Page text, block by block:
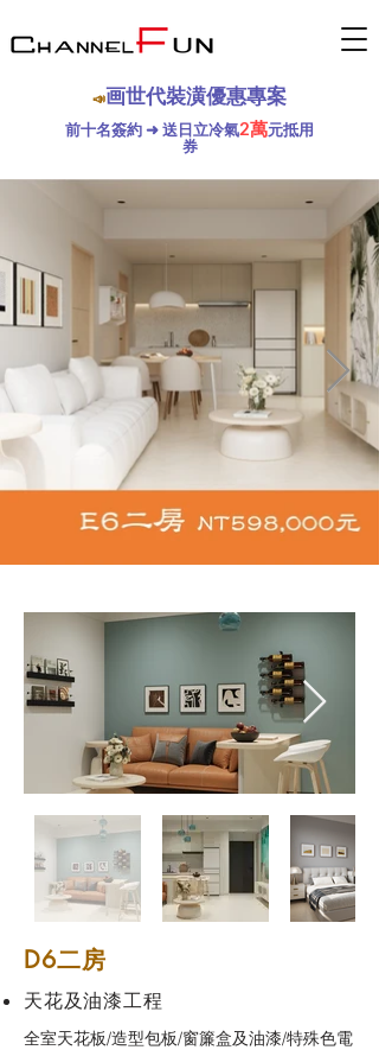
📣画世代裝潢優惠專案
前十名簽約 ➜ 送日立冷氣2萬元抵用
券
D6二房
天花及油漆工程
全室天花板/造型包板/窗簾盒及油漆/特殊色電